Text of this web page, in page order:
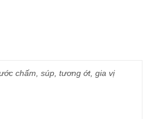
chấm, súp, tương ớt, gia vị